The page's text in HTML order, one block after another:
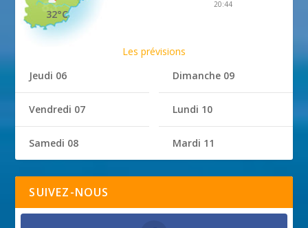
32°C
20:44
Les prévisions
Jeudi 06
Vendredi 07
Samedi 08
Dimanche 09
Lundi 10
Mardi 11
SUIVEZ-NOUS